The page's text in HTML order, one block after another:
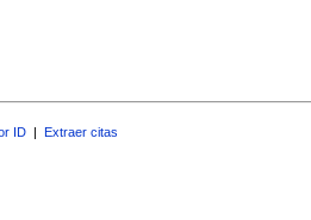
ID | Extraer citas